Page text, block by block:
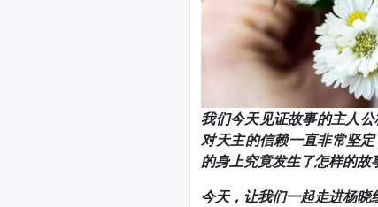
我们今天见证故事的主人公
对天主的信赖一直非常坚
的身上究竟发生了怎样的故
今天，让我们一起走进杨